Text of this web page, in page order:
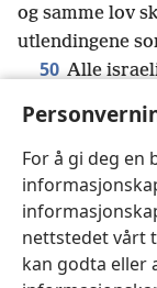
For å gi deg en
nettstedet vårt
kan godta eller
og samme lov
utlendingene
50 Alle
51 Den samme
av Egypt.